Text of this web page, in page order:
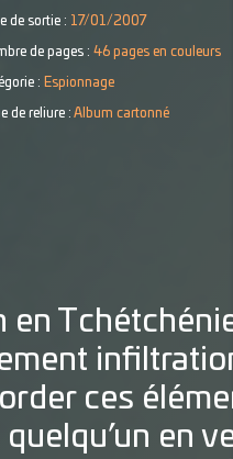
de sortie : 17/01/2007
de pages : 46 pages en couleurs
: Espionnage
de reliure : Album cartonné
en
ces
en